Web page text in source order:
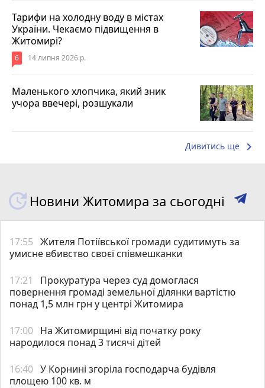
Тарифи на холодну воду в містах
України. Чекаємо підвищення в
Житомирі?
6 14 липня 2026 р.
Маленького хлопчика, який зник
учора ввечері, розшукали
Дивитись ще keyboard_arrow_right
Новини Житомира за сьогодні
17:55 Жителя Потіївської громади судитимуть за
умисне вбивство своєї співмешканки
17:21
Прокуратура через суд домоглася
повернення громаді земельної ділянки вартістю
понад 1,5 млн грн у центрі Житомира
17:00 На Житомирщині від початку року
народилося понад 3 тисячі дітей
16:40 У Корнині згоріла господарча будівля
площею 100 кв. м